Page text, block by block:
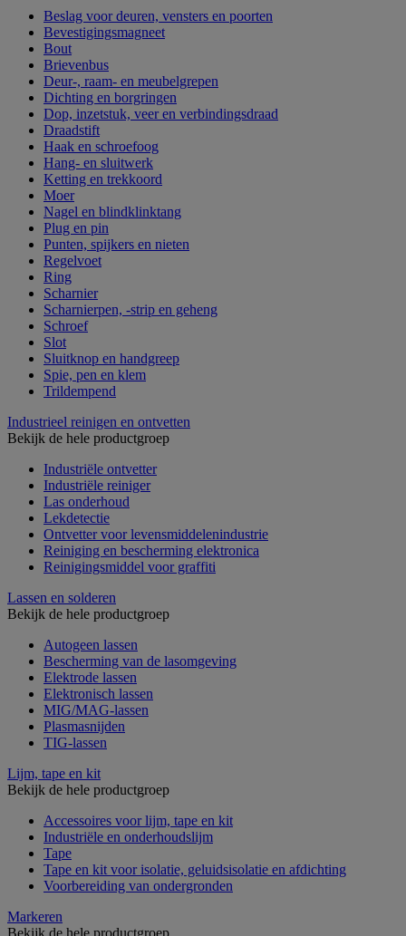
Beslag voor deuren, vensters en poorten
Bevestigingsmagneet
Bout
Brievenbus
Deur-, raam- en meubelgrepen
Dichting en borgringen
Dop, inzetstuk, veer en verbindingsdraad
Draadstift
Haak en schroefoog
Hang- en sluitwerk
Ketting en trekkoord
Moer
Nagel en blindklinktang
Plug en pin
Punten, spijkers en nieten
Regelvoet
Ring
Scharnier
Scharnierpen, -strip en geheng
Schroef
Slot
Sluitknop en handgreep
Spie, pen en klem
Trildempend
Industrieel reinigen en ontvetten
Bekijk de hele productgroep
Industriële ontvetter
Industriële reiniger
Las onderhoud
Lekdetectie
Ontvetter voor levensmiddelenindustrie
Reiniging en bescherming elektronica
Reinigingsmiddel voor graffiti
Lassen en solderen
Bekijk de hele productgroep
Autogeen lassen
Bescherming van de lasomgeving
Elektrode lassen
Elektronisch lassen
MIG/MAG-lassen
Plasmasnijden
TIG-lassen
Lijm, tape en kit
Bekijk de hele productgroep
Accessoires voor lijm, tape en kit
Industriële en onderhoudslijm
Tape
Tape en kit voor isolatie, geluidsisolatie en afdichting
Voorbereiding van ondergronden
Markeren
Bekijk de hele productgroep